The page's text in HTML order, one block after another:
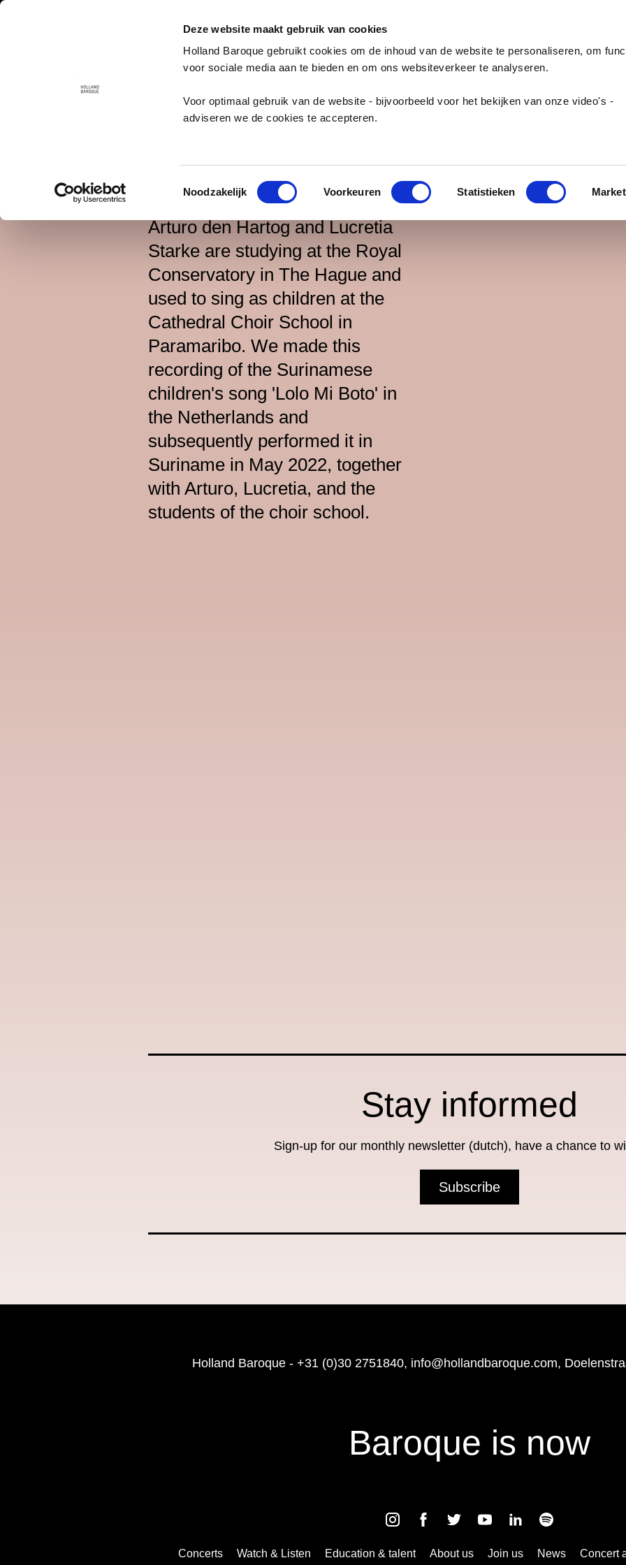
Deze website maakt gebruik van cookies
Holland Baroque gebruikt cookies om de inhoud van de website te personaliseren, om
voor sociale media aan te bieden en om ons websiteverkeer te analyseren.
Voor optimaal gebruik van de website - bijvoorbeeld voor het bekijken van onze video's -
adviseren we de cookies te accepteren.
Toestemmingsselectie
Noodzakelijk Voorkeuren Statistieken
Lolo Mi Boto
Arturo den Hartog and Lucretia
Starke are studying at the Royal
Conservatory in The Hague and
used to sing as children at the
Cathedral Choir School in
Paramaribo. We made this
recording of the Surinamese
children's song 'Lolo Mi Boto' in
the Netherlands and
subsequently performed it in
Suriname in May 2022, together
with Arturo, Lucretia, and the
students of the choir school.
Stay informed
Sign-up for our monthly newsletter (dutch), have a chance to
Subscribe
Holland Baroque - +31 (0)30 2751840, info@hollandbaroque.com,
Baroque is now
Concerts Watch & Listen Education & talent About us Join us News Concert